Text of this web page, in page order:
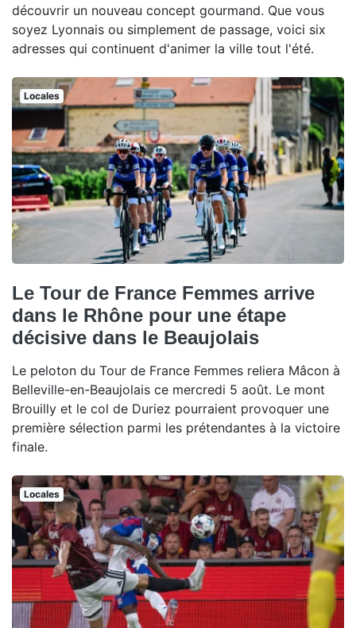
découvrir un nouveau concept gourmand. Que vous
soyez Lyonnais ou simplement de passage, voici six
adresses qui continuent d'animer la ville tout l'été.
Locales
Le Tour de France Femmes arrive
dans le Rhône pour une étape
décisive dans le Beaujolais
Le peloton du Tour de France Femmes reliera Mâcon à
Belleville-en-Beaujolais ce mercredi 5 août. Le mont
Brouilly et le col de Duriez pourraient provoquer une
première sélection parmi les prétendantes à la victoire
finale.
Locales